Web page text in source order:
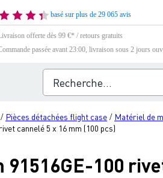
basé sur plus de 29 065 avis
offerte dès 99 €* / retours gratuits
passée avant 23:00, livraison sous 2 jours
/ Pièces détachées flight case / Matériel de
cannelé 5 x 16 mm (100 pcs)
91516GE-100